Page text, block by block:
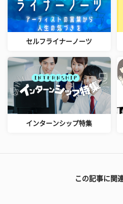
セルフライナーノーツ
インターンシップ特集
この記事に関